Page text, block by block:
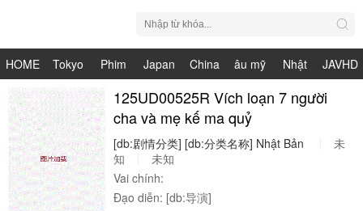
HOME
Tokyo
Hot
Phim
Nhật
Bản
Japan
HDV
China
live
âu mỹ
Nhật
Bản
JAVHD
125UD00525R Vích loạn 7 người
cha và mẹ kế ma quỷ
[db:剧情分类] [db:分类名称] Nhật Bản
未
知
未知
Vai chính:
Đạo diễn: [db:导演]